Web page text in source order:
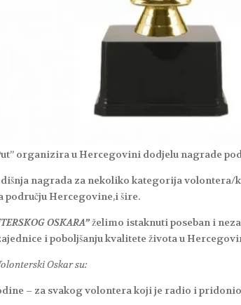
organizira u Hercegovini dodjelu nagrade
nagrada za nekoliko kategorija
Hercegovine,i šire.
OSKARA”želimo istaknuti poseban i
i poboljšanju kvalitete života u
Oskar su:
– za svakog volontera koji je radio i